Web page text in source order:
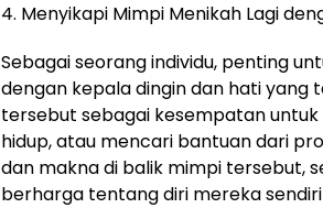
4. Menyikapi Mimpi Menikah Lagi
Sebagai seorang individu, penting
dengan kepala dingin dan hati
tersebut sebagai kesempatan
hidup, atau mencari bantuan dari
dan makna di balik mimpi tersebut,
berharga tentang diri mereka